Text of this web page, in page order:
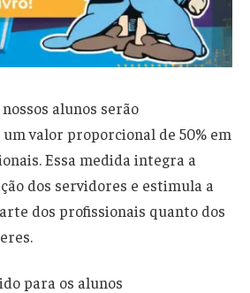
alunos serão
valor proporcional de 50% em
Essa medida integra a
dos servidores e estimula a
dos profissionais quanto dos
para os alunos